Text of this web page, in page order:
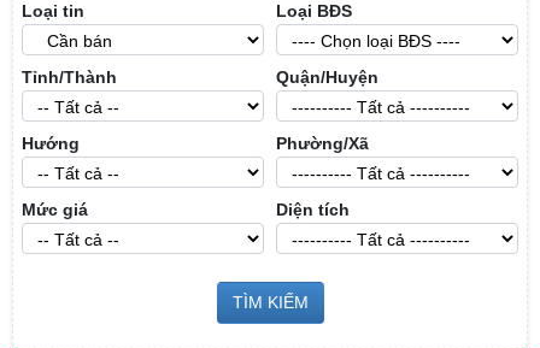
Loại tin Loại BĐS
Tỉnh/Thành Quận/Huyện
Hướng Phường/Xã
Mức giá Diện tích
TÌM KIẾM